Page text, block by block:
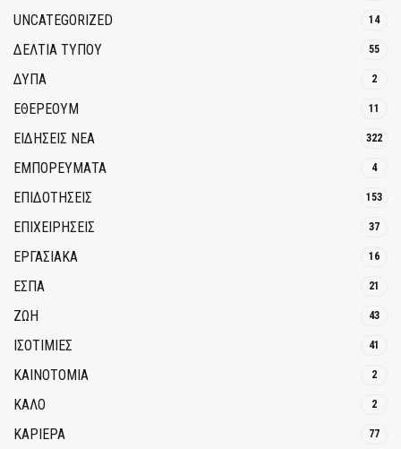
UNCATEGORIZED 14
ΔΕΛΤΙΑ ΤΥΠΟΥ 55
ΔΥΠΑ 2
ΕΘΈΡΕΟΥΜ 11
ΕΙΔΗΣΕΙΣ ΝΕΑ 322
ΕΜΠΟΡΕΥΜΑΤΑ 4
ΕΠΙΔΟΤΗΣΕΙΣ 153
ΕΠΙΧΕΙΡΗΣΕΙΣ 37
ΕΡΓΑΣΙΑΚΑ 16
ΕΣΠΑ 21
ΖΩΗ 43
ΙΣΟΤΙΜΙΕΣ 41
ΚΑΙΝΟΤΟΜΊΑ 2
ΚΑΛΟ 2
ΚΑΡΙΕΡΑ 77